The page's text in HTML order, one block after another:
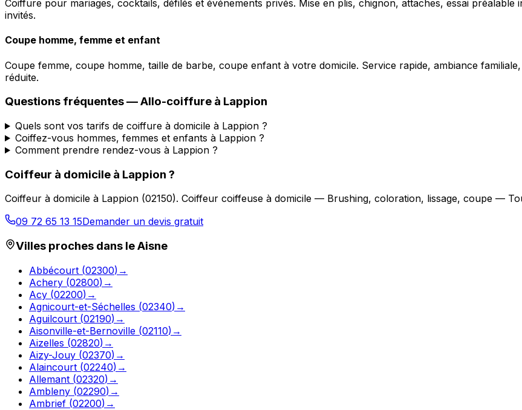
Coiffure pour mariages, cocktails, défilés et événements privés. Mise en plis, chignon, attaches, essai
invités.
Coupe homme, femme et enfant
Coupe femme, coupe homme, taille de barbe, coupe enfant à votre domicile. Service rapide, ambiance
réduite.
Questions fréquentes —Allo-coiffure à Lappion
Quels sont vos tarifs de coiffure à domicile à Lappion ?
Coiffez-vous hommes, femmes et enfants à Lappion ?
Comment prendre rendez-vous à Lappion ?
Coiffeur à domicile à Lappion ?
Coiffeur à domicile à Lappion (02150). Coiffeur coiffeuse à domicile — Brushing, coloration, lissage, coupe —
09 72 65 13 15Demander un devis gratuit
Villes proches dans leAisne
Abbécourt (02300) →
Achery (02800) →
Acy (02200) →
Agnicourt-et-Séchelles (02340) →
Aguilcourt (02190) →
Aisonville-et-Bernoville (02110) →
Aizelles (02820) →
Aizy-Jouy (02370) →
Alaincourt (02240) →
Allemant (02320) →
Ambleny (02290) →
Ambrief (02200) →